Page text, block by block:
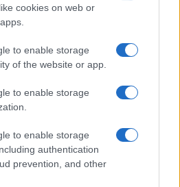
cookies on web or
to enable storage
of the website or app.
to enable storage
to enable storage
authentication
prevention, and other
W
h
at
s
A
p
p
S
h
a
re
precedente
articolo